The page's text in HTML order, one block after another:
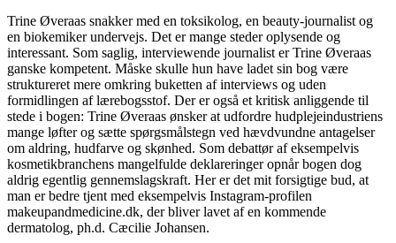
Trine Øveraas snakker med en toksikolog, en beauty-journalist og
en biokemiker undervejs. Det er mange steder oplysende og
interessant. Som saglig, interviewende journalist er Trine Øveraas
ganske kompetent. Måske skulle hun have ladet sin bog være
struktureret mere omkring buketten af interviews og uden
formidlingen af lærebogsstof. Der er også et kritisk anliggende til
stede i bogen: Trine Øveraas ønsker at udfordre hudplejeindustriens
mange løfter og sætte spørgsmålstegn ved hævdvundne antagelser
om aldring, hudfarve og skønhed. Som debattør af eksempelvis
kosmetikbranchens mangelfulde deklareringer opnår bogen dog
aldrig egentlig gennemslagskraft. Her er det mit forsigtige bud, at
man er bedre tjent med eksempelvis Instagram-profilen
makeupandmedicine.dk, der bliver lavet af en kommende
dermatolog, ph.d. Cæcilie Johansen.